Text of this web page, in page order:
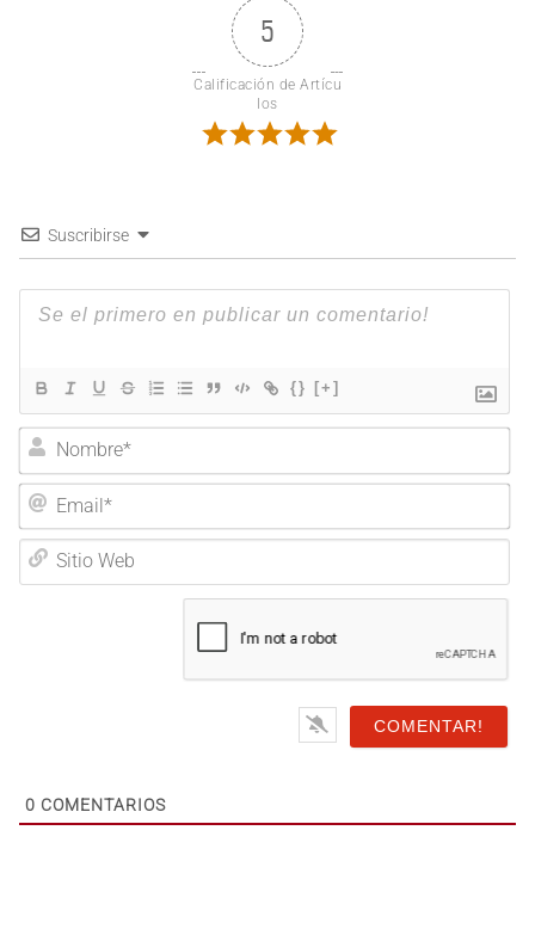
5
Calificación de Artícu
los
Suscribirse
{} [+]
Nombre*
Email*
0 COMENTARIOS